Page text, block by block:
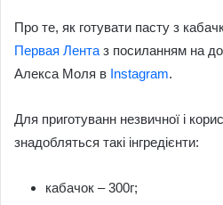
Про те, як готувати пасту з
Первая Лента з посиланням на
Алекса Моля в Instagram.
Для приготуванн незвичної і
знадобляться такі інгредієнти:
кабачок – 300г;